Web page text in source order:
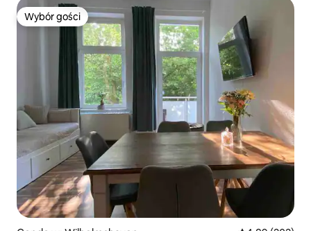
Wybór gości
Wybór gości